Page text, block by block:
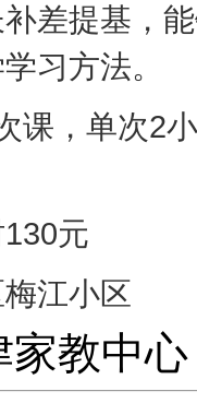
差提基，
习方法。
课，单次2
元
梅江小区
家教中心